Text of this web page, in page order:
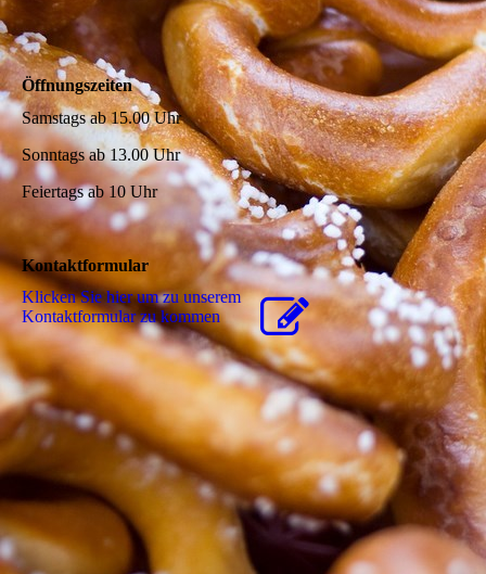
Öffnungszeiten
Samstags ab 15.00 Uhr
Sonntags ab 13.00 Uhr
Feiertags ab 10 Uhr
Kontaktformular
Klicken Sie hier um zu unserem
Kon­takt­for­mu­lar zu kommen